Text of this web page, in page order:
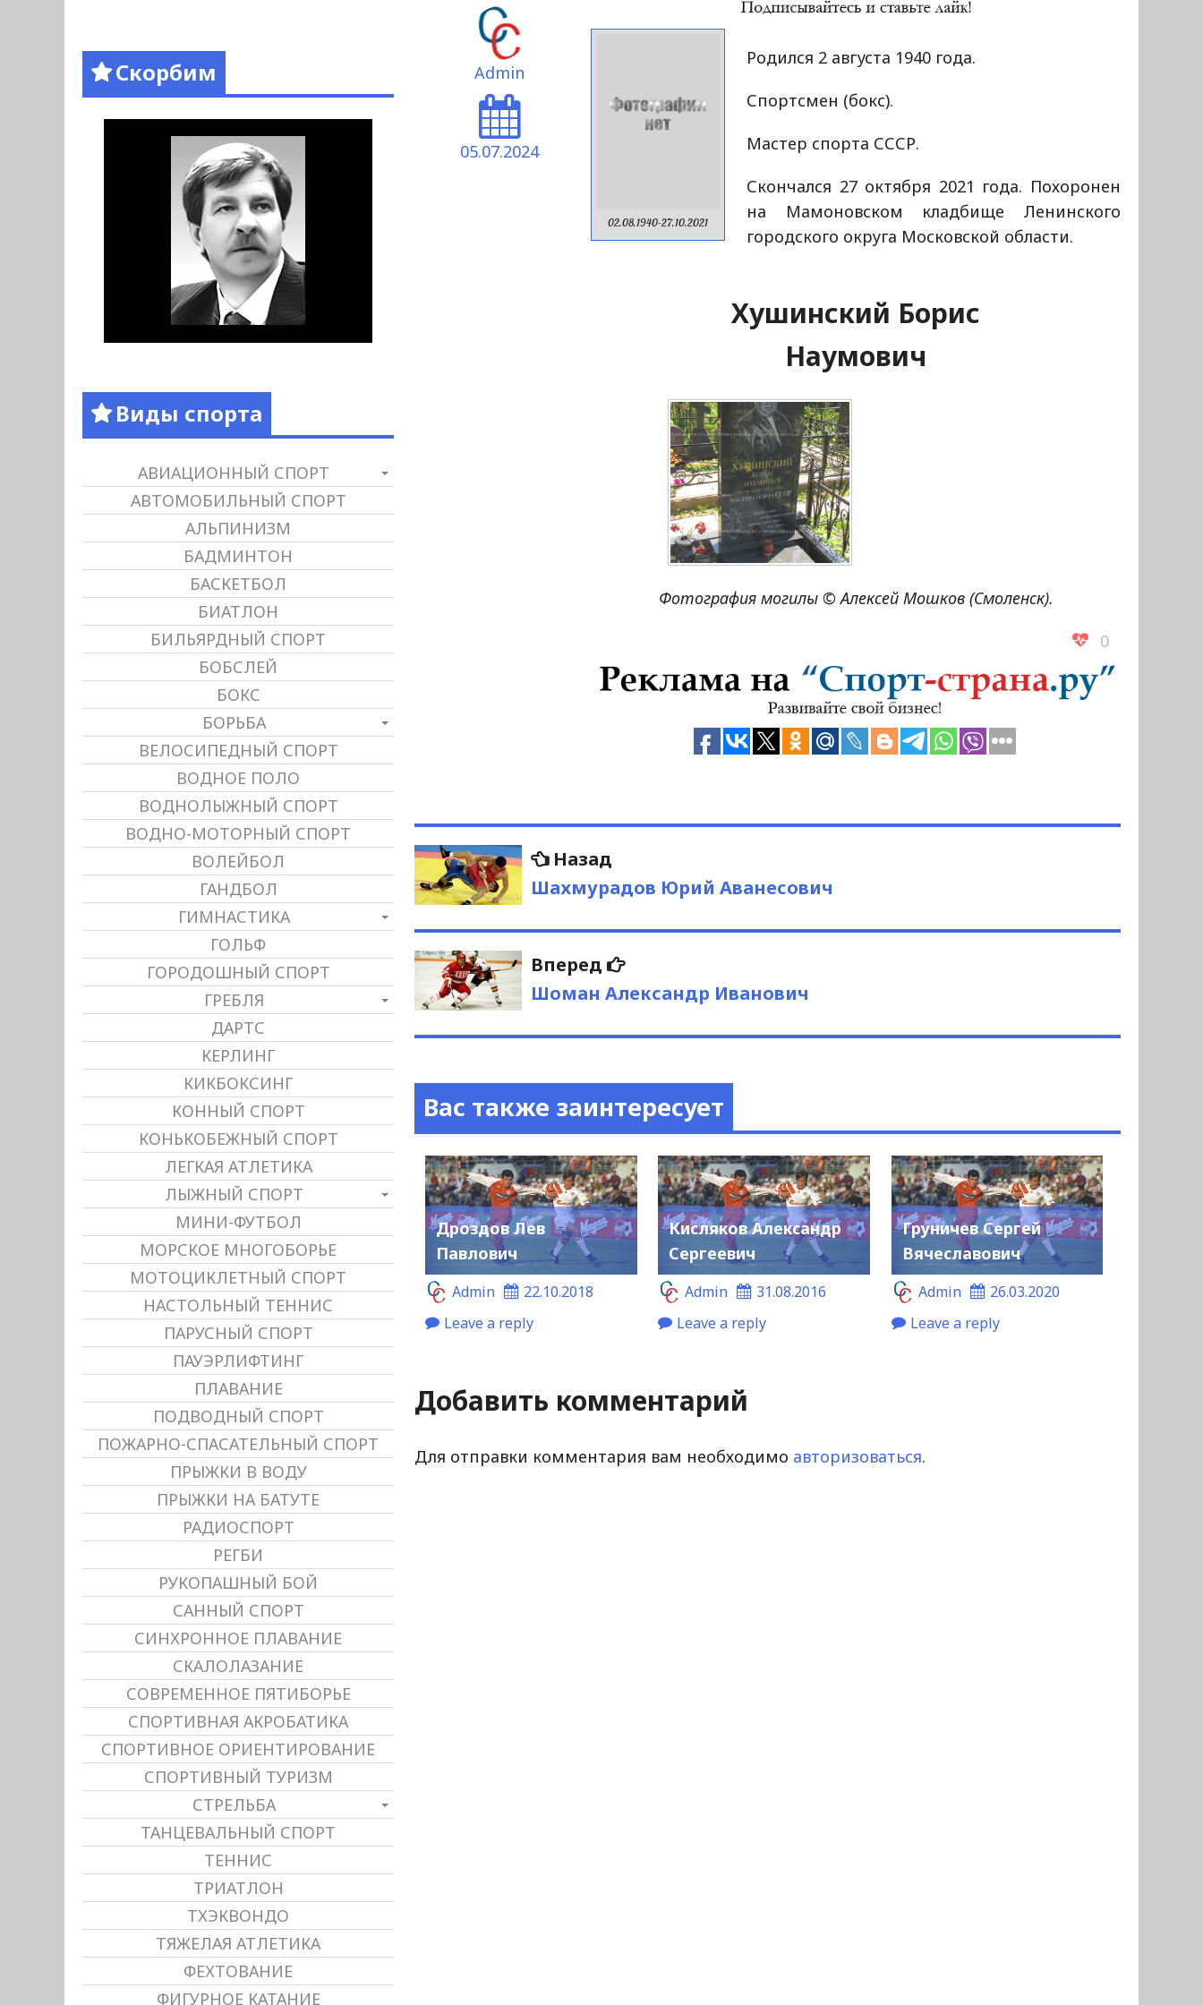
Admin
05.07.2024
02.08.1940-27.10.2021
Родился 2 августа 1940 года.
Спортсмен (бокс).
Мастер спорта СССР.
Скончался 27 октября 2021 года. Похоронен
на Мамоновском кладбище Ленинского
городского округа Московской области.
Хушинский Борис
Наумович
Фотография могилы © Алексей Мошков (Смоленск).
0
Навигация
по
записям
Назад
запись:
Шахмурадов Юрий Аванесович
Вперед
Следующая
запись:
Шоман Александр Иванович
Вас также заинтересует
Дроздов Лев
Павлович
Admin
22.10.2018
Leave a reply
Кисляков Александр
Сергеевич
Admin
31.08.2016
Leave a reply
Груничев Сергей
Вячеславович
Admin
26.03.2020
Leave a reply
Добавить комментарий
Для отправки комментария вам необходимо авторизоваться.
Скорбим
Виды спорта
АВИАЦИОННЫЙ СПОРТ
АВТОМОБИЛЬНЫЙ СПОРТ
АЛЬПИНИЗМ
БАДМИНТОН
БАСКЕТБОЛ
БИАТЛОН
БИЛЬЯРДНЫЙ СПОРТ
БОБСЛЕЙ
БОКС
БОРЬБА
ВЕЛОСИПЕДНЫЙ СПОРТ
ВОДНОЕ ПОЛО
ВОДНОЛЫЖНЫЙ СПОРТ
ВОДНО-МОТОРНЫЙ СПОРТ
ВОЛЕЙБОЛ
ГАНДБОЛ
ГИМНАСТИКА
ГОЛЬФ
ГОРОДОШНЫЙ СПОРТ
ГРЕБЛЯ
ДАРТС
КЕРЛИНГ
КИКБОКСИНГ
КОННЫЙ СПОРТ
КОНЬКОБЕЖНЫЙ СПОРТ
ЛЕГКАЯ АТЛЕТИКА
ЛЫЖНЫЙ СПОРТ
МИНИ-ФУТБОЛ
МОРСКОЕ МНОГОБОРЬЕ
МОТОЦИКЛЕТНЫЙ СПОРТ
НАСТОЛЬНЫЙ ТЕННИС
ПАРУСНЫЙ СПОРТ
ПАУЭРЛИФТИНГ
ПЛАВАНИЕ
ПОДВОДНЫЙ СПОРТ
ПОЖАРНО-СПАСАТЕЛЬНЫЙ СПОРТ
ПРЫЖКИ В ВОДУ
ПРЫЖКИ НА БАТУТЕ
РАДИОСПОРТ
РЕГБИ
РУКОПАШНЫЙ БОЙ
САННЫЙ СПОРТ
СИНХРОННОЕ ПЛАВАНИЕ
СКАЛОЛАЗАНИЕ
СОВРЕМЕННОЕ ПЯТИБОРЬЕ
СПОРТИВНАЯ АКРОБАТИКА
СПОРТИВНОЕ ОРИЕНТИРОВАНИЕ
СПОРТИВНЫЙ ТУРИЗМ
СТРЕЛЬБА
ТАНЦЕВАЛЬНЫЙ СПОРТ
ТЕННИС
ТРИАТЛОН
ТХЭКВОНДО
ТЯЖЕЛАЯ АТЛЕТИКА
ФЕХТОВАНИЕ
ФИГУРНОЕ КАТАНИЕ